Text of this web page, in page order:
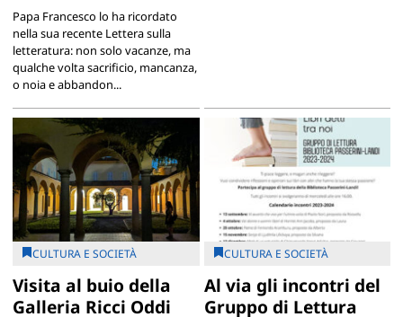
Papa Francesco lo ha ricordato
nella sua recente Lettera sulla
letteratura: non solo vacanze, ma
qualche volta sacrificio, mancanza,
o noia e abbandon...
CULTURA E SOCIETÀ
Visita al buio della
Galleria Ricci Oddi
CULTURA E SOCIETÀ
Al via gli incontri del
Gruppo di Lettura